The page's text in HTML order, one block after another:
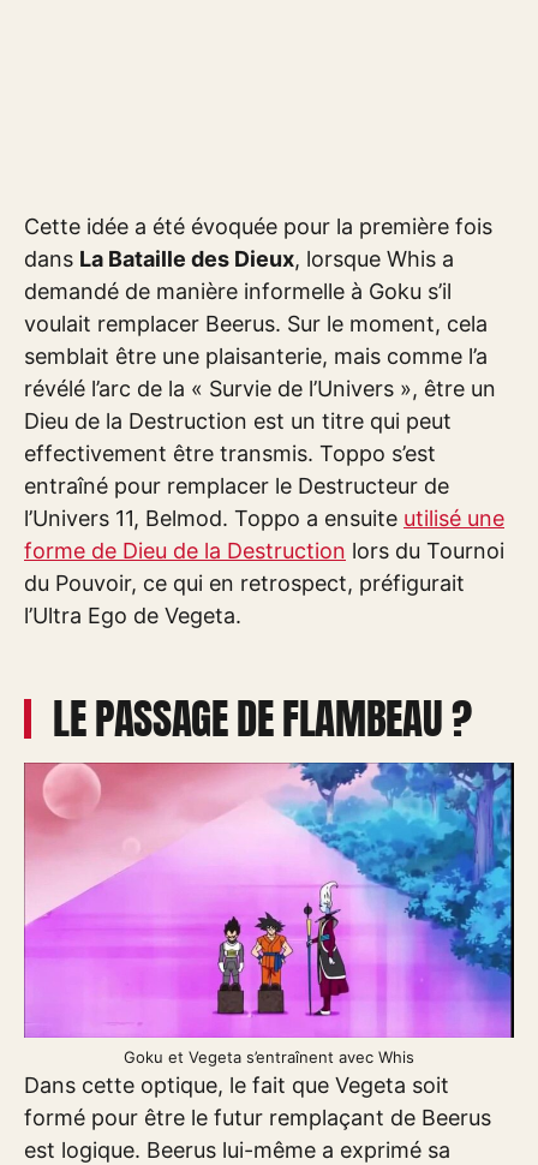
Cette idée a été évoquée pour la première fois
dans La Bataille des Dieux, lorsque Whis a
demandé de manière informelle à Goku s’il
voulait remplacer Beerus. Sur le moment, cela
semblait être une plaisanterie, mais comme l’a
révélé l’arc de la « Survie de l’Univers », être un
Dieu de la Destruction est un titre qui peut
effectivement être transmis. Toppo s’est
entraîné pour remplacer le Destructeur de
l’Univers 11, Belmod. Toppo a ensuite utilisé une
forme de Dieu de la Destruction lors du Tournoi
du Pouvoir, ce qui en retrospect, préfigurait
l’Ultra Ego de Vegeta.
LE PASSAGE DE FLAMBEAU ?
Goku et Vegeta s’entraînent avec Whis
Dans cette optique, le fait que Vegeta soit
formé pour être le futur remplaçant de Beerus
est logique. Beerus lui-même a exprimé sa